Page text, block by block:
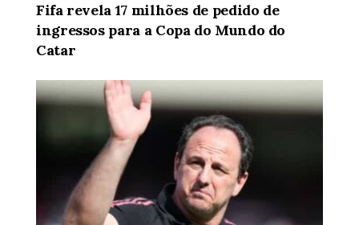
Fifa revela 17 milhões de pedido de
ingressos para a Copa do Mundo do
Catar